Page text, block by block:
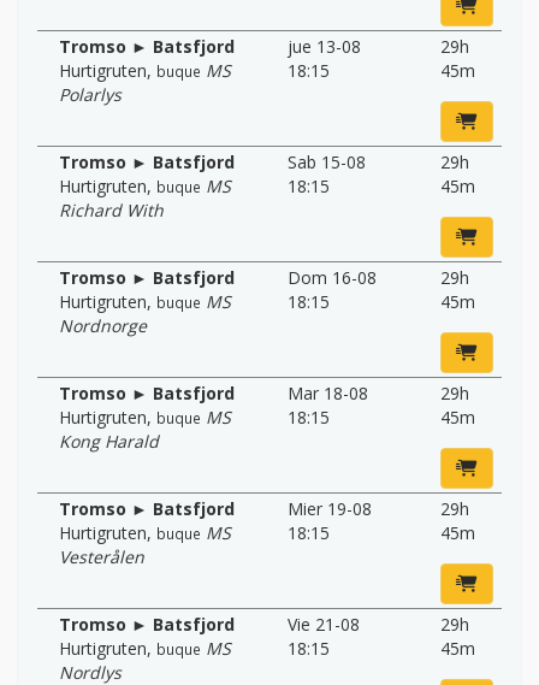
Tromso ► Batsfjord
Hurtigruten, buque MS
Polarlys
jue 13-08
18:15
29h
45m
Tromso ► Batsfjord
Hurtigruten, buque MS
Richard With
Sab 15-08
18:15
29h
45m
Tromso ► Batsfjord
Hurtigruten, buque MS
Nordnorge
Dom 16-08
18:15
29h
45m
Tromso ► Batsfjord
Hurtigruten, buque MS
Kong Harald
Mar 18-08
18:15
29h
45m
Tromso ► Batsfjord
Hurtigruten, buque MS
Vesterålen
Mier 19-08
18:15
29h
45m
Tromso ► Batsfjord
Hurtigruten, buque MS
Nordlys
Vie 21-08
18:15
29h
45m